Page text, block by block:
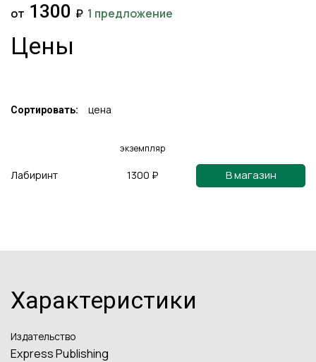
от 1300 ₽ 1 предложение
Цены
Сортировать: цена
экземпляр
Лабиринт 1300 ₽ В магазин
Характеристики
Издательство
Express Publishing